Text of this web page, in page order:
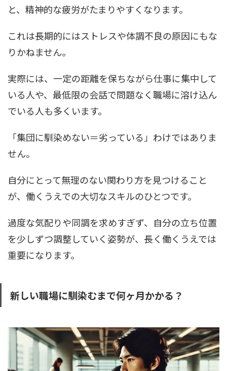
と、精神的な疲労がたまりやすくなります。
これは長期的にはストレスや体調不良の原因にもな
りかねません。
実際には、一定の距離を保ちながら仕事に集中して
いる人や、最低限の会話で問題なく職場に溶け込ん
でいる人も多くいます。
「集団に馴染めない＝劣っている」わけではありま
せん。
自分にとって無理のない関わり方を見つけること
が、働くうえでの大切なスキルのひとつです。
過度な気配りや同調を求めすぎず、自分の立ち位置
を少しずつ調整していく姿勢が、長く働くうえでは
重要になります。
新しい職場に馴染むまで何ヶ月かかる？